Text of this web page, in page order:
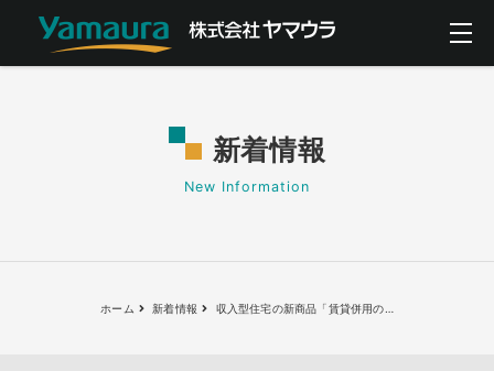
新着情報
New Information
ホーム 新着情報 収入型住宅の新商品「賃貸併用の